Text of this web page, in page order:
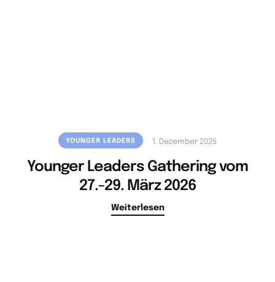
YOUNGER LEADERS 1. Dezember 2025
Younger Leaders Gathering vom
27.-29. März 2026
Weiterlesen